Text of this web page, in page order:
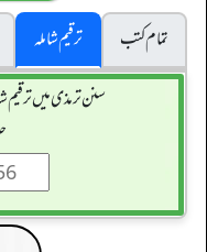
تمام کتب
ترقیم شاملہ
سنن ترمذی میں ترقیم